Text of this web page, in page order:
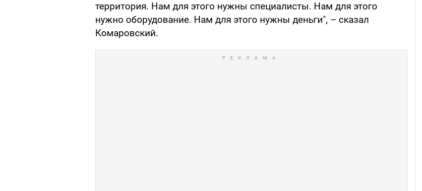
территория. Нам для этого нужны специалисты. Нам для этого
нужно оборудование. Нам для этого нужны деньги", – сказал
Комаровский.